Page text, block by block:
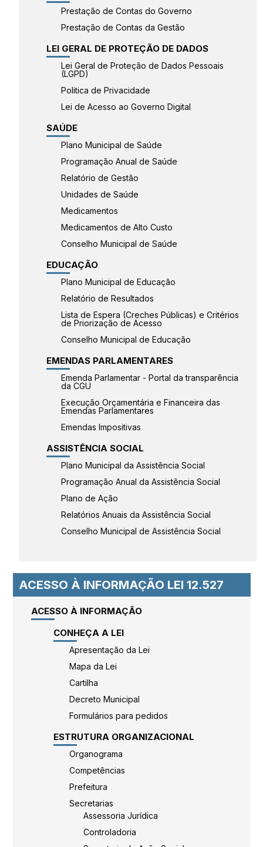
Prestação de Contas do Governo
Prestação de Contas da Gestão
LEI GERAL DE PROTEÇÃO DE DADOS
Lei Geral de Proteção de Dados Pessoais
(LGPD)
Politica de Privacidade
Lei de Acesso ao Governo Digital
SAÚDE
Plano Municipal de Saúde
Programação Anual de Saúde
Relatório de Gestão
Unidades de Saúde
Medicamentos
Medicamentos de Alto Custo
Conselho Municipal de Saúde
EDUCAÇÃO
Plano Municipal de Educação
Relatório de Resultados
Lista de Espera (Creches Públicas) e Critérios
de Priorização de Acesso
Conselho Municipal de Educação
EMENDAS PARLAMENTARES
Emenda Parlamentar - Portal da transparência
da CGU
Execução Orçamentária e Financeira das
Emendas Parlamentares
Emendas Impositivas
ASSISTÊNCIA SOCIAL
Plano Municipal da Assistência Social
Programação Anual da Assistência Social
Plano de Ação
Relatórios Anuais da Assistência Social
Conselho Municipal de Assistência Social
ACESSO À INFORMAÇÃO LEI 12.527
ACESSO À INFORMAÇÃO
CONHEÇA A LEI
Apresentação da Lei
Mapa da Lei
Cartilha
Decreto Municipal
Formulários para pedidos
ESTRUTURA ORGANIZACIONAL
Organograma
Competências
Prefeitura
Secretarias
Assessoria Jurídica
Controladoria